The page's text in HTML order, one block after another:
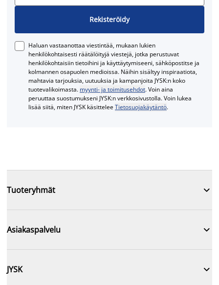
Rekisteröidy
Haluan vastaanottaa viestintää, mukaan lukien
henkilökohtaisesti räätälöityjä viestejä, jotka perustuvat
henkilökohtaisiin tietoihini ja käyttäytymiseeni, sähköpostitse ja
kolmannen osapuolen medioissa. Näihin sisältyy inspiraatiota,
mahtavia tarjouksia, uutuuksia ja kampanjoita JYSK:n koko
tuotevalikoimasta. myynti- ja toimitusehdot. Voin aina
peruuttaa suostumukseni JYSK:n verkkosivustolla. Voin lukea
lisää siitä, miten JYSK käsitteleeTietosuojakäytäntö.
Tuoteryhmät 
Asiakaspalvelu 
JYSK 